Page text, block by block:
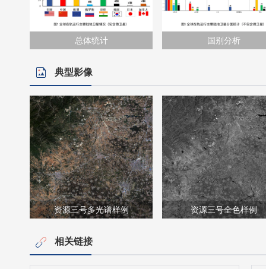
总体统计 国别分析
典型影像
资源三号多光谱样例 资源三号全色样例
相关链接